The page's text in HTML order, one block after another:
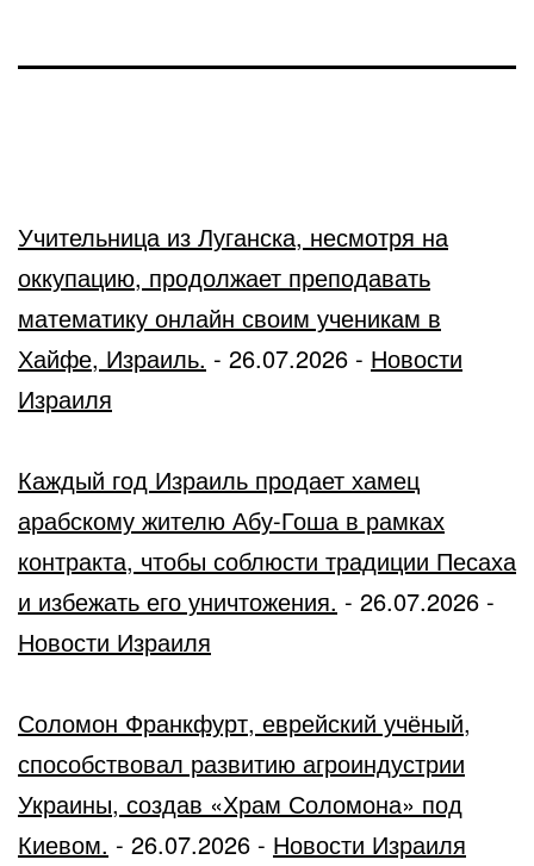
Учительница из Луганска, несмотря на
оккупацию, продолжает преподавать
математику онлайн своим ученикам в
Хайфе, Израиль. - 26.07.2026 - Новости
Израиля
Каждый год Израиль продает хамец
арабскому жителю Абу-Гоша в рамках
контракта, чтобы соблюсти традиции Песаха
и избежать его уничтожения. - 26.07.2026 -
Новости Израиля
Соломон Франкфурт, еврейский учёный,
способствовал развитию агроиндустрии
Украины, создав «Храм Соломона» под
Киевом. - 26.07.2026 - Новости Израиля